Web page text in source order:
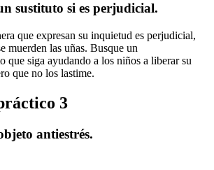
sustituto si es perjudicial.
que expresan su inquietud es perjudicial,
muerden las uñas. Busque un
que siga ayudando a los niños a liberar su
que no los lastime.
3
antiestrés.